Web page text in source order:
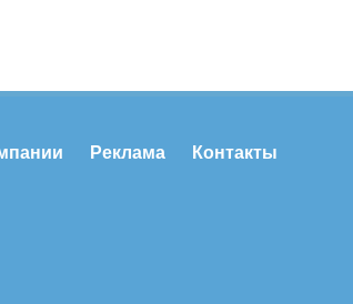
Реклама Контакты